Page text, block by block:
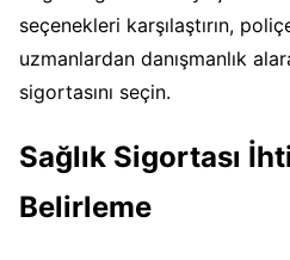
seçenekleri karşılaştırın,
uzmanlardan danışmanlık
sigortasını seçin.
Sağlık Sigortası
Belirleme